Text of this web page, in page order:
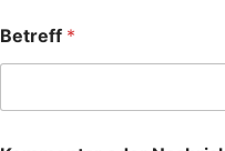
Betreff *